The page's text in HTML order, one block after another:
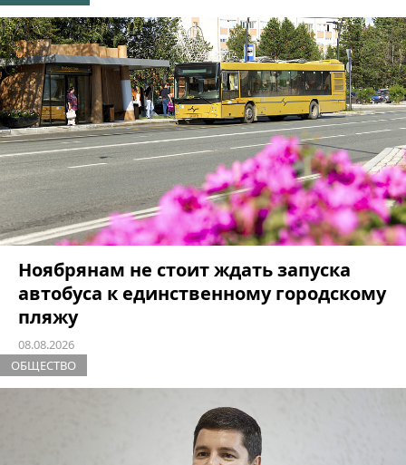
Ноябрянам не стоит ждать запуска
автобуса к единственному городскому
пляжу
08.08.2026
ОБЩЕСТВО